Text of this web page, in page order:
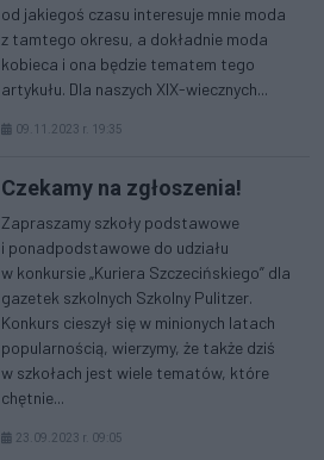
od jakiegoś czasu interesuje mnie moda
z tamtego okresu, a dokładnie moda
kobieca i ona będzie tematem tego
artykułu. Dla naszych XIX-wiecznych...
09.11.2023 r. 19:35
Czekamy na zgłoszenia!
Zapraszamy szkoły podstawowe
i ponadpodstawowe do udziału
w konkursie „Kuriera Szczecińskiego” dla
gazetek szkolnych Szkolny Pulitzer.
Konkurs cieszył się w minionych latach
popularnością, wierzymy, że także dziś
w szkołach jest wiele tematów, które
chętnie...
23.09.2023 r. 09:05